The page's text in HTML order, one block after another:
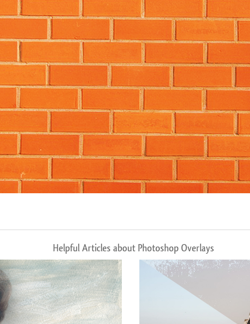
Servizi di ritocco del prodotto Servizi di ritocco gioielli Dati di Addestramento AI
Helpful Articles about Photoshop Overlays